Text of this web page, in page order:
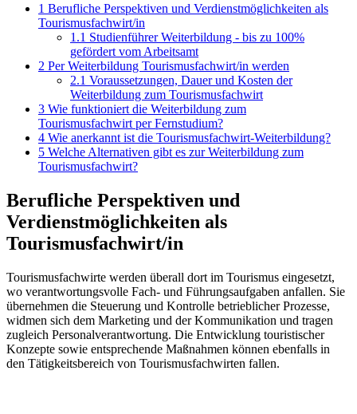
1 Berufliche Perspektiven und Verdienstmöglichkeiten als
Tourismusfachwirt/in
1.1 Studienführer Weiterbildung - bis zu 100%
gefördert vom Arbeitsamt
2 Per Weiterbildung Tourismusfachwirt/in werden
2.1 Voraussetzungen, Dauer und Kosten der
Weiterbildung zum Tourismusfachwirt
3 Wie funktioniert die Weiterbildung zum
Tourismusfachwirt per Fernstudium?
4 Wie anerkannt ist die Tourismusfachwirt-Weiterbildung?
5 Welche Alternativen gibt es zur Weiterbildung zum
Tourismusfachwirt?
Berufliche Perspektiven und
Verdienstmöglichkeiten als
Tourismusfachwirt/in
Tourismusfachwirte werden überall dort im Tourismus eingesetzt,
wo verantwortungsvolle Fach- und Führungsaufgaben anfallen. Sie
übernehmen die Steuerung und Kontrolle betrieblicher Prozesse,
widmen sich dem Marketing und der Kommunikation und tragen
zugleich Personalverantwortung. Die Entwicklung touristischer
Konzepte sowie entsprechende Maßnahmen können ebenfalls in
den Tätigkeitsbereich von Tourismusfachwirten fallen.